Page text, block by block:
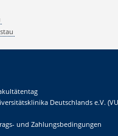
Deutschlands e.V.
und Zahlungsbedingungen